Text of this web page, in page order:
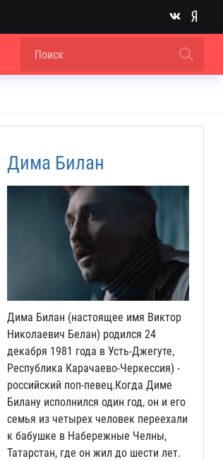
Дима Билан
Дима Билан (настоящее имя Виктор
Николаевич Белан) родился 24
декабря 1981 года в Усть-Джегуте,
Республика Карачаево-Черкессия) -
российский поп-певец.Когда Диме
Билану исполнился один год, он и его
семья из четырех человек переехали
к бабушке в Набережные Челны,
Татарстан, где он жил до шести лет.